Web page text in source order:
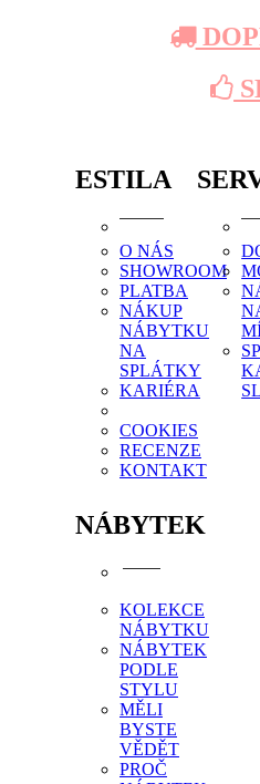
ESTILA
O NÁS
SHOWROOM
PLATBA
NÁKUP
NÁBYTKU
NA
SPLÁTKY
KARIÉRA
COOKIES
RECENZE
KONTAKT
NÁBYTEK
KOLEKCE
NÁBYTKU
NÁBYTEK
PODLE
STYLU
MĚLI
BYSTE
VĚDĚT
PROČ